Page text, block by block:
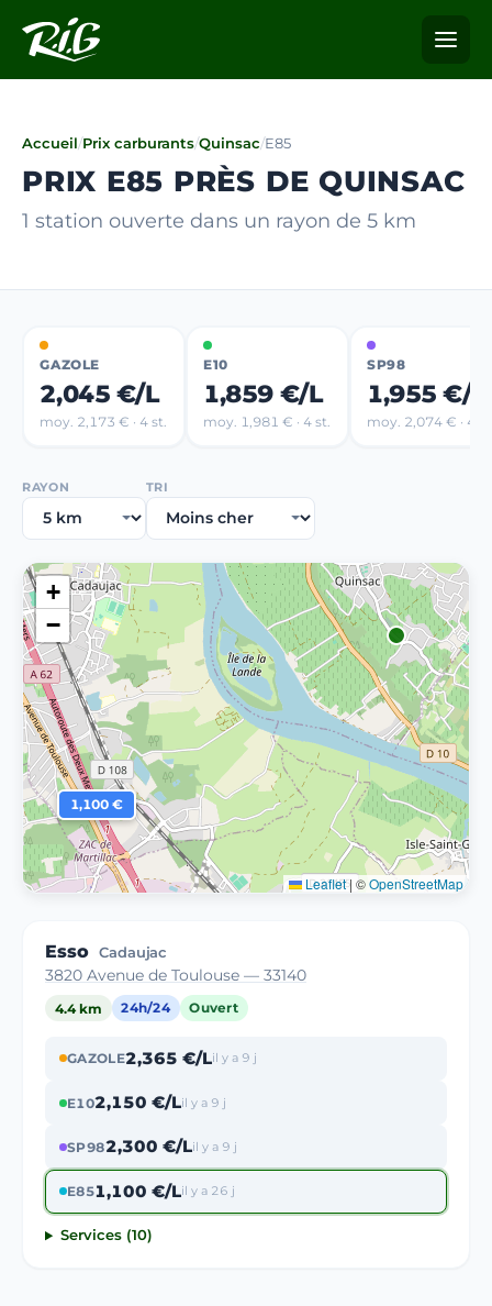
Accueil/Prix carburants/Quinsac/E85
PRIX E85 PRÈS DE QUINSAC
1 station ouverte dans un rayon de 5 km
GAZOLE
2,045 €/L
moy. 2,173 € · 4 st.
E10
1,859 €/L
moy. 1,981 € · 4 st.
SP98
1,955 €/L
moy. 2,074 € · 4
RAYON TRI
1,100 €
+
−
Leaflet| ©OpenStreetMap
Esso Cadaujac
3820 Avenue de Toulouse — 33140
4.4 km 24h/24 Ouvert
GAZOLE2,365 €/Lil y a 9 j
E102,150 €/Lil y a 9 j
SP982,300 €/Lil y a 9 j
E851,100 €/Lil y a 26 j
Services (10)